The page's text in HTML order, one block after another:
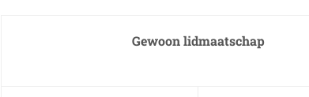
Gewoon lidmaatschap